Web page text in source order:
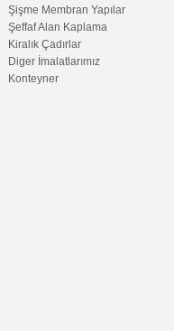
Şişme Membran Yapılar
Şeffaf Alan Kaplama
Kiralık Çadırlar
Diger İmalatlarımız
Konteyner